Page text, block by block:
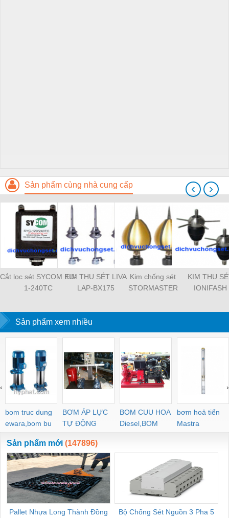
Sản phẩm cùng nhà cung cấp
Cắt lọc sét SYCOM EU-
1-240TC
KIM THU SÉT LIVA
LAP-BX175
Kim chống sét
STORMASTER
KIM THU
IONIFASH
‹ ›
Sản phẩm xem nhiều
bom truc dung
ewara,bom bu
ewara
BƠM ÁP LỰC
TỰ ĐỘNG
BOM CUU HOA
Diesel,BOM
CHUA CHAY
bơm hoả tiển
Mastra
‹ ›
Sản phẩm mới (147896)
Pallet Nhựa Long Thành Đồng
Bộ Chống Sét Nguồn 3 Pha 5